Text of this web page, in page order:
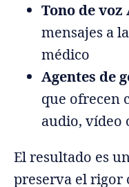
Tono de voz
mensajes a
médico
Agentes de
que ofrecen
audio, vídeo
El resultado es
preserva el rigor